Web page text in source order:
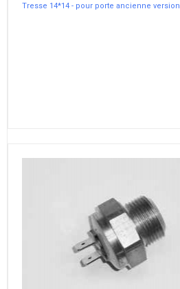
Tresse 14*14 - pour porte ancienne version